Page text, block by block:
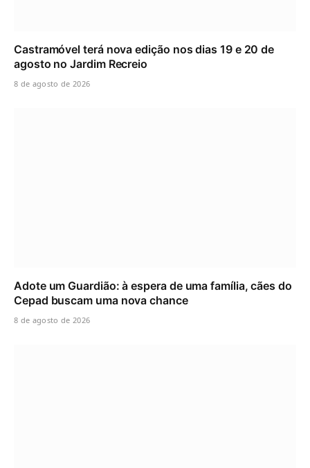
Castramóvel terá nova edição nos dias 19 e 20 de
agosto no Jardim Recreio
8 de agosto de 2026
Adote um Guardião: à espera de uma família, cães do
Cepad buscam uma nova chance
8 de agosto de 2026